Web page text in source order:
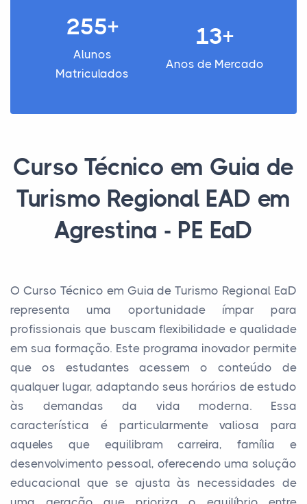
255+
Alunos
Matriculados
13+
Anos de Mercado
Curso Técnico em Guia de
Turismo Regional EAD em
Agrestina - PE EaD
O Curso Técnico em Guia de Turismo Regional EaD
representa uma oportunidade ímpar para
profissionais que buscam flexibilidade e qualidade
em sua formação. Este programa inovador permite
que os estudantes acessem o conteúdo de
qualquer lugar, adaptando seus horários de estudo
às demandas da vida moderna. Essa
característica é particularmente valiosa para
aqueles que equilibram carreira, família e
desenvolvimento pessoal, oferecendo uma solução
educacional que se ajusta às necessidades de